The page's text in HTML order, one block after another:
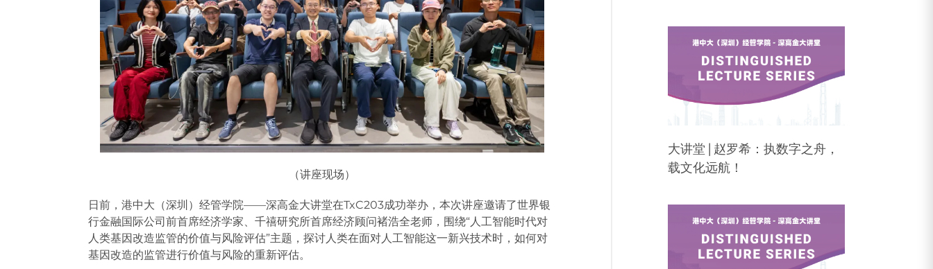
（讲座现场）
日前，港中大（深圳）经管学院——深高金大讲堂在TxC203成功举办，本次讲座邀请了世界银
行金融国际公司前首席经济学家、千禧研究所首席经济顾问褚浩全老师，围绕“人工智能时代对
人类基因改造监管的价值与风险评估”主题，探讨人类在面对人工智能这一新兴技术时，如何对
基因改造的监管进行价值与风险的重新评估。
大讲堂 | 赵罗希：执数字之舟，
载文化远航！